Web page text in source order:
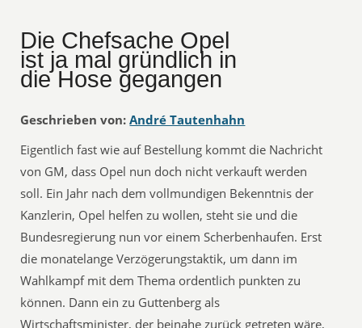
Die Chefsache Opel
ist ja mal gründlich in
die Hose gegangen
Geschrieben von: André Tautenhahn
Eigentlich fast wie auf Bestellung kommt die Nachricht
von GM, dass Opel nun doch nicht verkauft werden
soll. Ein Jahr nach dem vollmundigen Bekenntnis der
Kanzlerin, Opel helfen zu wollen, steht sie und die
Bundesregierung nun vor einem Scherbenhaufen. Erst
die monatelange Verzögerungstaktik, um dann im
Wahlkampf mit dem Thema ordentlich punkten zu
können. Dann ein zu Guttenberg als
Wirtschaftsminister, der beinahe zurück getreten wäre,